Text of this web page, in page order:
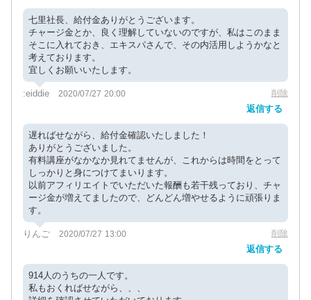
七里社長、給付金ありがとうございます。
チャージ金とか、良く理解していないのですが、私はこのまま
そこに入れておき、エキスパさんで、その内活用しようかなと
考えております。
宜しくお願いいたします。
:eiddie 2020/07/27 20:00 削除
返信する
遅ればせながら、給付金確認いたしました！
ありがとうございました。
有料講座がなかなか見れてませんが、これからは時間をとって
しっかりと身につけてまいります。
以前アフィリエイトでいただいた報酬も若干残っており、チャ
ージ金が増えてましたので、どんどん増やせるように頑張りま
す。
りんご 2020/07/27 13:00 削除
返信する
914人のうちの一人です。
私もおくればせながら、、、